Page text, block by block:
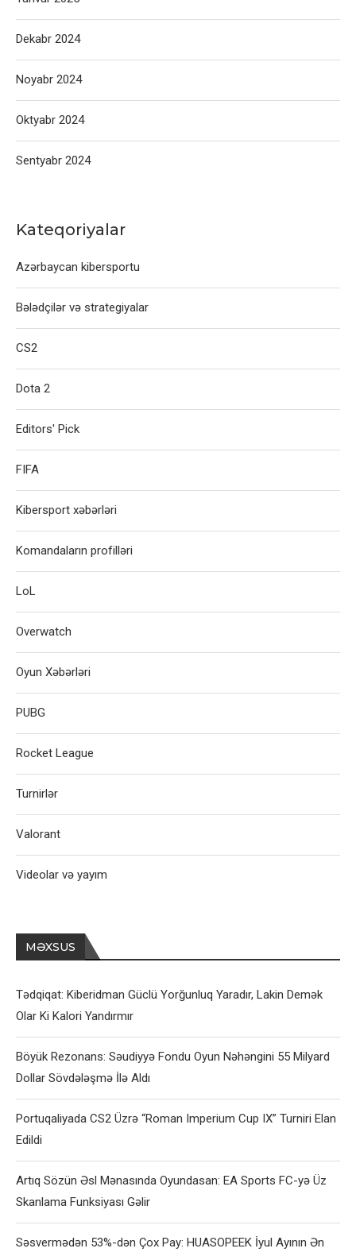
Dekabr 2024
Noyabr 2024
Oktyabr 2024
Sentyabr 2024
Kateqoriyalar
Azərbaycan kibersportu
Bələdçilər və strategiyalar
CS2
Dota 2
Editors' Pick
FIFA
Kibersport xəbərləri
Komandaların profilləri
LoL
Overwatch
Oyun Xəbərləri
PUBG
Rocket League
Turnirlər
Valorant
Videolar və yayım
MƏXSUS
Tədqiqat: Kiberidman Güclü Yorğunluq Yaradır, Lakin Demək
Olar Ki Kalori Yandırmır
Böyük Rezonans: Səudiyyə Fondu Oyun Nəhəngini 55 Milyard
Dollar Sövdələşmə İlə Aldı
Portuqaliyada CS2 Üzrə “Roman Imperium Cup IX” Turniri Elan
Edildi
Artıq Sözün Əsl Mənasında Oyundasan: EA Sports FC-yə Üz
Skanlama Funksiyası Gəlir
Səsvermədən 53%-dən Çox Pay: HUASOPEEK İyul Ayının Ən